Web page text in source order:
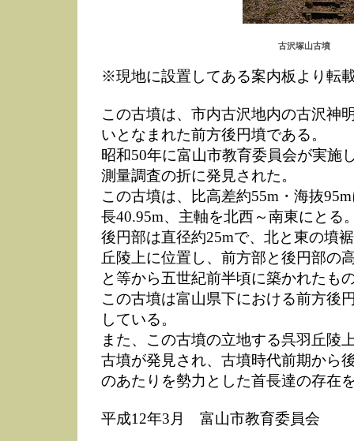
古沢塚山古墳
※現地に設置してある案内板より転
この古墳は、市内古沢地内の古沢神
いとなまれた前方後円墳である。
昭和50年に富山市教育委員会が実施
測量調査の折に発見された。
この古墳は、比高差約55m・海抜
長40.95m、主軸を北西～南東にとる
後円部は直径約25mで、北と東の墳
丘陵上に位置し、前方部と後円部の
と等から五世紀前半頃に築かれたも
この古墳は富山県下における前方後
している。
また、この古墳の立地する呉羽丘陵
古墳が発見され、古墳時代前期から
のあたりを勢力とした首長達の存在
平成12年3月 富山市教育委員会